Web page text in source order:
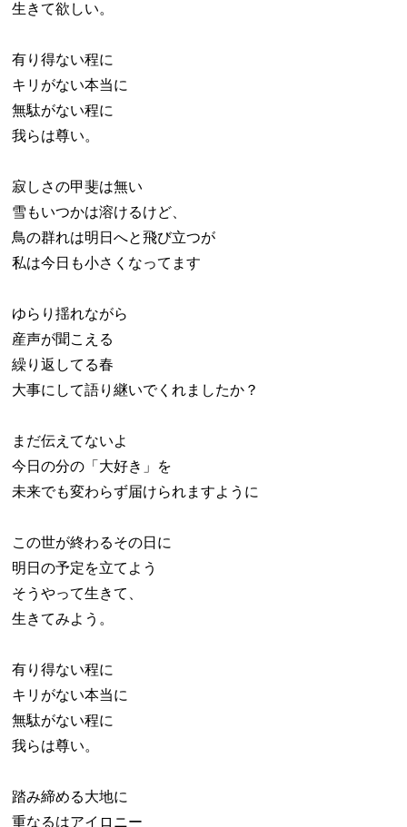
生きて欲しい。
有り得ない程に
キリがない本当に
無駄がない程に
我らは尊い。
寂しさの甲斐は無い
雪もいつかは溶けるけど、
鳥の群れは明日へと飛び立つが
私は今日も小さくなってます
ゆらり揺れながら
産声が聞こえる
繰り返してる春
大事にして語り継いでくれましたか？
まだ伝えてないよ
今日の分の「大好き」を
未来でも変わらず届けられますように
この世が終わるその日に
明日の予定を立てよう
そうやって生きて、
生きてみよう。
有り得ない程に
キリがない本当に
無駄がない程に
我らは尊い。
踏み締める大地に
重なるはアイロニー